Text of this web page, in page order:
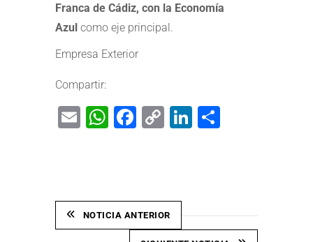
Franca de Cádiz, con la Economía
Azul como eje principal.
Empresa Exterior
Compartir:
EmailWhatsApp
Facebook
CopyLinkedIn
NOTICIA ANTERIOR